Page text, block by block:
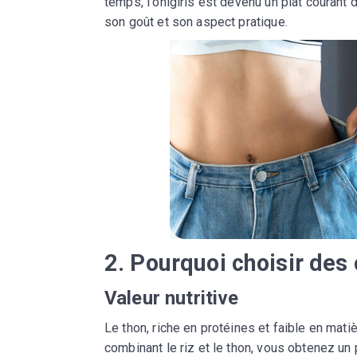
son goût et son aspect pratique.
2. Pourquoi choisir des
Valeur nutritive
Le thon, riche en protéines et faible en
combinant le riz et le thon, vous obtenez